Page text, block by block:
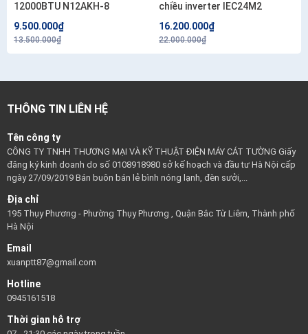
12000BTU N12AKH-8
9.500.000₫
13.500.000₫
chiều inverter IEC24M2
16.200.000₫
22.000.000₫
THÔNG TIN LIÊN HỆ
Tên công ty
CÔNG TY TNHH THƯƠNG MẠI VÀ KỸ THUẬT ĐIỆN MÁY CÁT TƯỜNG Giấy
đăng ký kinh doanh do số 0108918980 sở kế hoạch và đầu tư Hà Nội cấp
ngày 27/09/2019 Bán buôn bán lẻ bình nóng lạnh, đèn sưởi,...
Địa chỉ
195 Thụy Phương - Phường Thụy Phương , Quận Bắc Từ Liêm, Thành phố
Hà Nội
Email
xuanptt87@gmail.com
Hotline
0945161518
Thời gian hỗ trợ